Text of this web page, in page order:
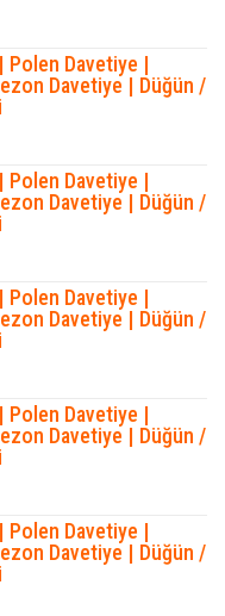
Polen Davetiye |
Davetiye | Düğün /
Polen Davetiye |
Davetiye | Düğün /
Polen Davetiye |
Davetiye | Düğün /
Polen Davetiye |
Davetiye | Düğün /
Polen Davetiye |
Davetiye | Düğün /